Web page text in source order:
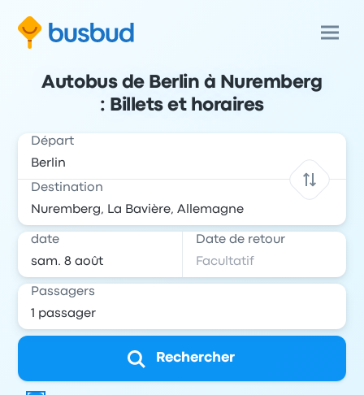
Autobus de Berlin à Nuremberg
: Billets et horaires
Départ
Destination
date Date de retour
Passagers
Rechercher